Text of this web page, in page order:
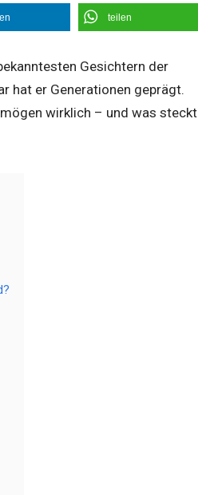
teilen
Gesichtern der
hat er Generationen geprägt.
wirklich – und was steckt